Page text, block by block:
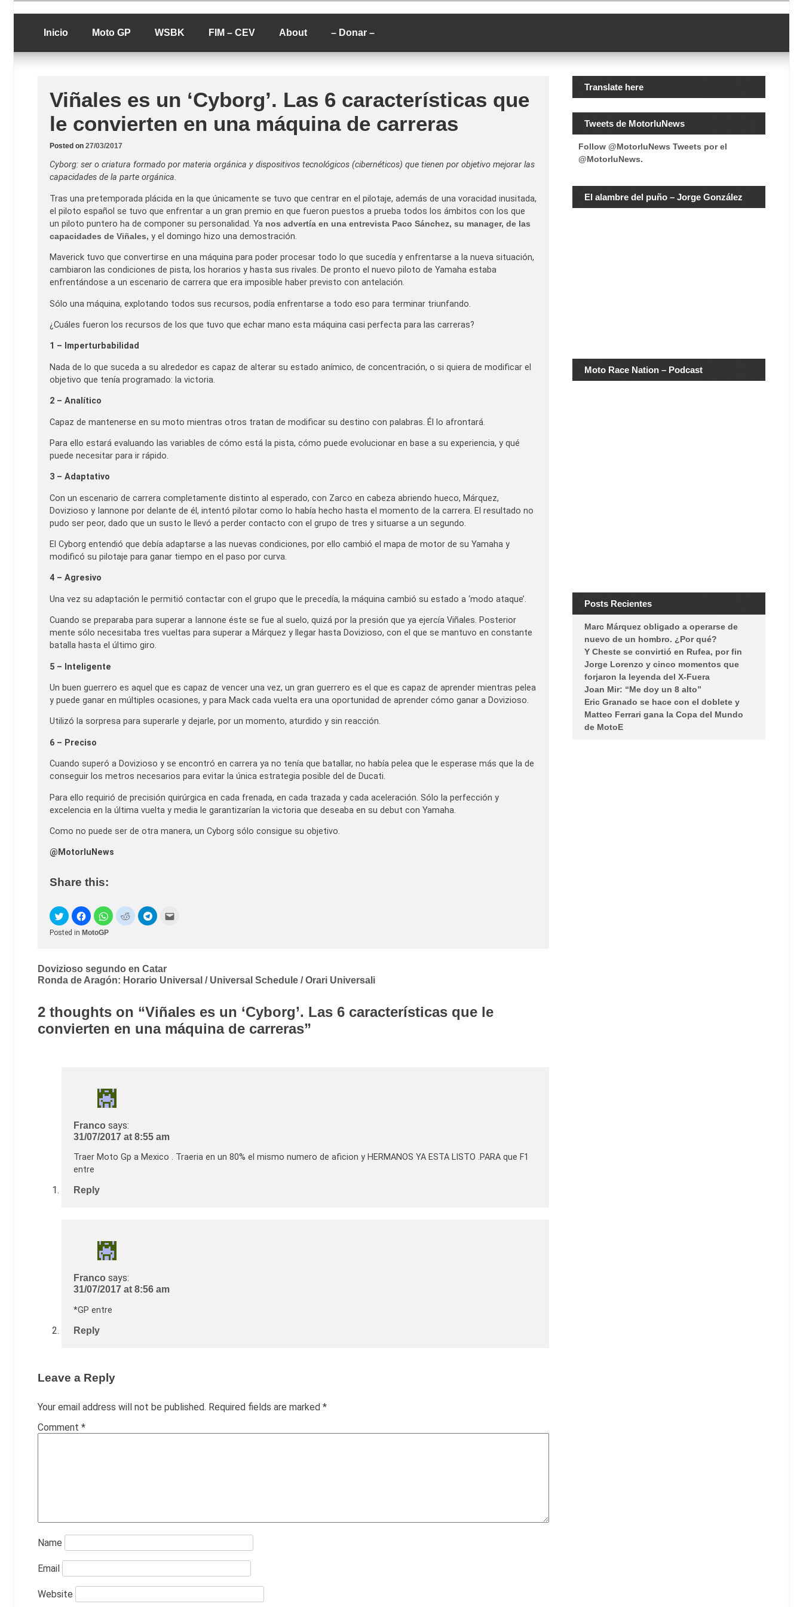
to
contentLucio Lopez GP
luciolopezgp
Inicio Moto GP WSBK FIM – CEV About – Donar –
Viñales es un ‘Cyborg’. Las 6 características que
le convierten en una máquina de carreras
Posted on 27/03/2017
Cyborg: ser o criatura formado por materia orgánica y dispositivos tecnológicos (cibernéticos) que tienen por objetivo mejorar las
capacidades de la parte orgánica.
Tras una pretemporada plácida en la que únicamente se tuvo que centrar en el pilotaje, además de una voracidad inusitada,
el piloto español se tuvo que enfrentar a un gran premio en que fueron puestos a prueba todos los ámbitos con los que
un piloto puntero ha de componer su personalidad. Ya nos advertía en una entrevista Paco Sánchez, su manager, de las
capacidades de Viñales, y el domingo hizo una demostración.
Maverick tuvo que convertirse en una máquina para poder procesar todo lo que sucedía y enfrentarse a la nueva situación,
cambiaron las condiciones de pista, los horarios y hasta sus rivales. De pronto el nuevo piloto de Yamaha estaba
enfrentándose a un escenario de carrera que era imposible haber previsto con antelación.
Sólo una máquina, explotando todos sus recursos, podía enfrentarse a todo eso para terminar triunfando.
¿Cuáles fueron los recursos de los que tuvo que echar mano esta máquina casi perfecta para las carreras?
1 – Imperturbabilidad
Nada de lo que suceda a su alrededor es capaz de alterar su estado anímico, de concentración, o si quiera de modificar el
objetivo que tenía programado: la victoria.
2 – Analítico
Capaz de mantenerse en su moto mientras otros tratan de modificar su destino con palabras. Él lo afrontará.
Para ello estará evaluando las variables de cómo está la pista, cómo puede evolucionar en base a su experiencia, y qué
puede necesitar para ir rápido.
3 – Adaptativo
Con un escenario de carrera completamente distinto al esperado, con Zarco en cabeza abriendo hueco, Márquez,
Dovizioso y Iannone por delante de él, intentó pilotar como lo había hecho hasta el momento de la carrera. El resultado no
pudo ser peor, dado que un susto le llevó a perder contacto con el grupo de tres y situarse a un segundo.
El Cyborg entendió que debía adaptarse a las nuevas condiciones, por ello cambió el mapa de motor de su Yamaha y
modificó su pilotaje para ganar tiempo en el paso por curva.
4 – Agresivo
Una vez su adaptación le permitió contactar con el grupo que le precedía, la máquina cambió su estado a ‘modo ataque’.
Cuando se preparaba para superar a Iannone éste se fue al suelo, quizá por la presión que ya ejercía Viñales. Posterior
mente sólo necesitaba tres vueltas para superar a Márquez y llegar hasta Dovizioso, con el que se mantuvo en constante
batalla hasta el último giro.
5 – Inteligente
Un buen guerrero es aquel que es capaz de vencer una vez, un gran guerrero es el que es capaz de aprender mientras pelea
y puede ganar en múltiples ocasiones, y para Mack cada vuelta era una oportunidad de aprender cómo ganar a Dovizioso.
Utilizó la sorpresa para superarle y dejarle, por un momento, aturdido y sin reacción.
6 – Preciso
Cuando superó a Dovizioso y se encontró en carrera ya no tenía que batallar, no había pelea que le esperase más que la de
conseguir los metros necesarios para evitar la única estrategia posible del de Ducati.
Para ello requirió de precisión quirúrgica en cada frenada, en cada trazada y cada aceleración. Sólo la perfección y
excelencia en la última vuelta y media le garantizarían la victoria que deseaba en su debut con Yamaha.
Como no puede ser de otra manera, un Cyborg sólo consigue su objetivo.
@MotorluNews
Share this:
Posted in MotoGP
Post
navigation
Dovizioso segundo en Catar
Ronda de Aragón: Horario Universal / Universal Schedule / Orari Universali
2 thoughts on “Viñales es un ‘Cyborg’. Las 6 características que le
convierten en una máquina de carreras”
Franco says:
31/07/2017 at 8:55 am
Traer Moto Gp a Mexico . Traeria en un 80% el mismo numero de aficion y HERMANOS YA ESTA LISTO .PARA que F1
entre
Reply
Franco says:
31/07/2017 at 8:56 am
*GP entre
Reply
Leave a Reply
Your email address will not be published. Required fields are marked *
Comment *
Name
Email
Website
Translate here
Tweets de MotorluNews
Follow @MotorluNews Tweets por el
@MotorluNews.
El alambre del puño – Jorge González
Moto Race Nation – Podcast
Posts Recientes
Marc Márquez obligado a operarse de
nuevo de un hombro. ¿Por qué?
Y Cheste se convirtió en Rufea, por fin
Jorge Lorenzo y cinco momentos que
forjaron la leyenda del X-Fuera
Joan Mir: “Me doy un 8 alto”
Eric Granado se hace con el doblete y
Matteo Ferrari gana la Copa del Mundo
de MotoE